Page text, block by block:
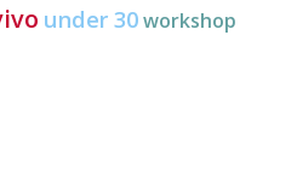
under 30workshop